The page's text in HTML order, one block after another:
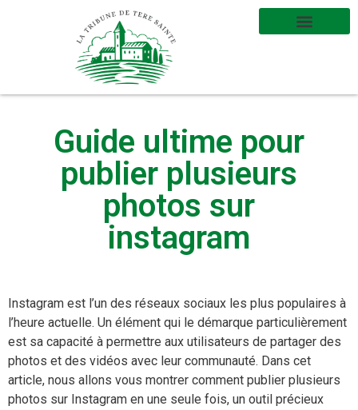
Guide ultime pour
publier plusieurs
photos sur
instagram
Instagram est l’un des réseaux sociaux les plus populaires à
l’heure actuelle. Un élément qui le démarque particulièrement
est sa capacité à permettre aux utilisateurs de partager des
photos et des vidéos avec leur communauté. Dans cet
article, nous allons vous montrer comment publier plusieurs
photos sur Instagram en une seule fois, un outil précieux